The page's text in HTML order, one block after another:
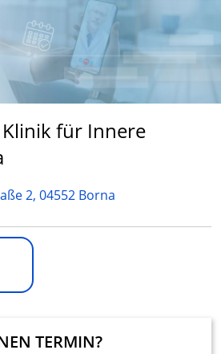
Finden
für Innere
2, 04552 Borna
TERMIN?